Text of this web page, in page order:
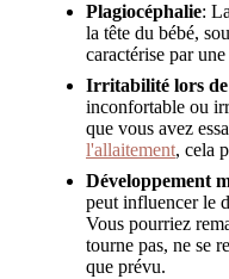
Plagiocéphalie:
la tête du bébé,
caractérise par
Irritabilité lors
inconfortable ou
que vous avez
l'allaitement, cela
Développement
peut influencer le
Vous pourriez
tourne pas, ne se
que prévu.